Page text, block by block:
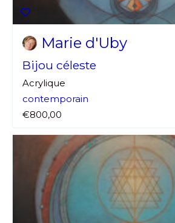
Marie d'Uby
Bijou céleste
Acrylique
contemporain
€800,00